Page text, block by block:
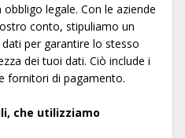
legale. Con le aziende
conto, stipuliamo un
per garantire lo stesso
dei tuoi dati. Ciò include i
fornitori di pagamento.
che utilizziamo